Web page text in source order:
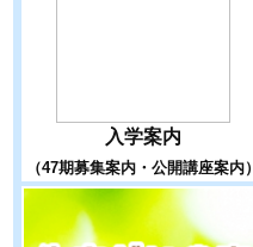
入学案内
（47期募集案内・公開講座案内）